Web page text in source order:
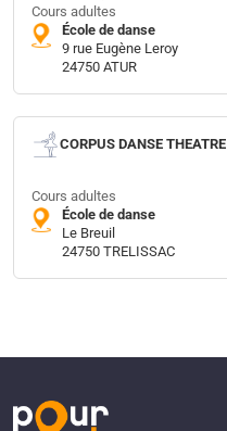
Cours adultes
École de danse
9 rue Eugène Leroy
24750 ATUR
CORPUS DANSE THEATRE
Cours adultes
École de danse
Le Breuil
24750 TRELISSAC